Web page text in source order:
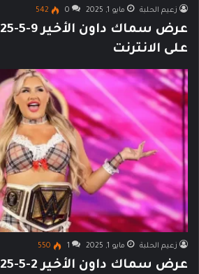
زعيم الحلبة مايو 1, 2025 0
542
على الانترنت
زعيم الحلبة مايو 1, 2025 1
550